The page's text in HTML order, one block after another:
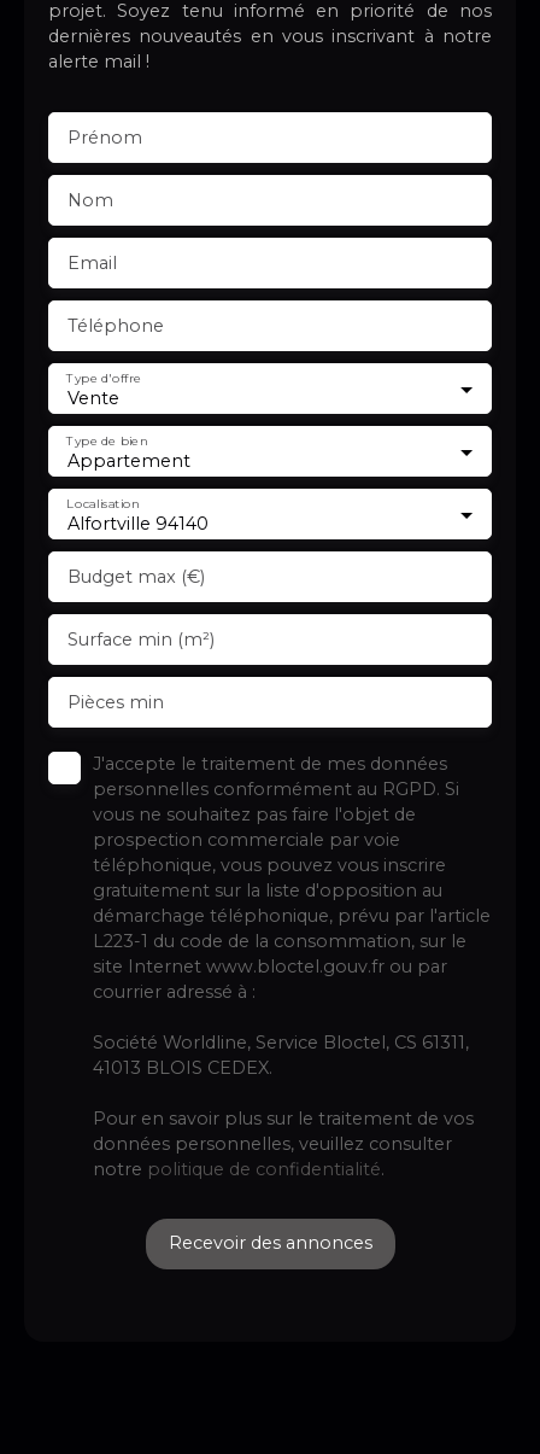
projet. Soyez tenu informé en priorité de nos
dernières nouveautés en vous inscrivant à notre
alerte mail !
Prénom
Nom
Email
Téléphone
Vente
Type d'offre
Appartement
Type de bien
Alfortville 94140
Localisation
Budget max (€)
Surface min (m²)
Pièces min
J'accepte le traitement de mes données
personnelles conformément au RGPD. Si
vous ne souhaitez pas faire l'objet de
prospection commerciale par voie
téléphonique, vous pouvez vous inscrire
gratuitement sur la liste d'opposition au
démarchage téléphonique, prévu par l'article
L223-1 du code de la consommation, sur le
site Internet www.bloctel.gouv.fr ou par
courrier adressé à :
Société Worldline, Service Bloctel, CS 61311,
41013 BLOIS CEDEX.
Pour en savoir plus sur le traitement de vos
données personnelles, veuillez consulter
notre politique de confidentialité.
Recevoir des annonces